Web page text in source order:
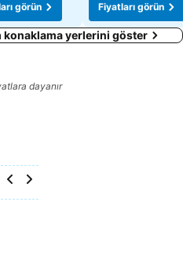
görün
Fiyatları görün
konaklama yerlerini göster
dayanır